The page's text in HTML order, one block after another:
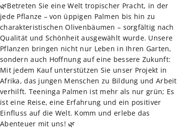
🌿Betreten Sie eine Welt tropischer Pracht, in der
jede Pflanze – von üppigen Palmen bis hin zu
charakteristischen Olivenbäumen – sorgfältig nach
Qualität und Schönheit ausgewählt wurde. Unsere
Pflanzen bringen nicht nur Leben in Ihren Garten,
sondern auch Hoffnung auf eine bessere Zukunft:
Mit jedem Kauf unterstützen Sie unser Projekt in
Afrika, das jungen Menschen zu Bildung und Arbeit
verhilft. Teeninga Palmen ist mehr als nur grün; Es
ist eine Reise, eine Erfahrung und ein positiver
Einfluss auf die Welt. Komm und erlebe das
Abenteuer mit uns! 🌿